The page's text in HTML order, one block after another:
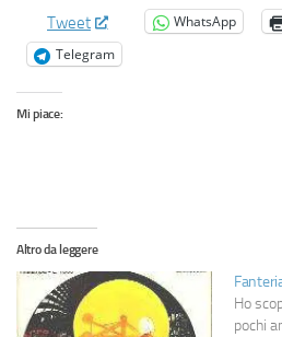
Tweet WhatsApp
Telegram
Mi piace:
Altro da leggere
Ho
pochi